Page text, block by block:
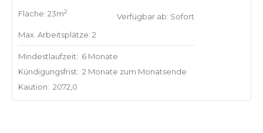
Fläche: 23m2
Max. Arbeitsplätze: 2
Verfügbar ab: Sofort
Mindestlaufzeit: 6 Monate
Kündigungsfrist: 2 Monate zum Monatsende
Kaution: 2072,0